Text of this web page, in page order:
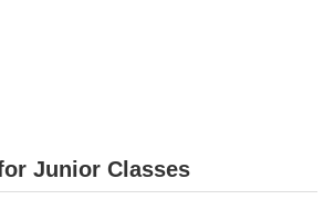
Junior Classes